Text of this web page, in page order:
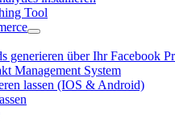
Tool
generieren über Ihr Facebook
Management System
lassen (IOS & Android)